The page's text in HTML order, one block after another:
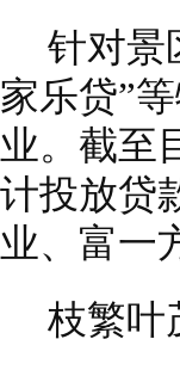
针对景
家乐贷”
业。截至
计投放贷
业、富一
枝繁叶